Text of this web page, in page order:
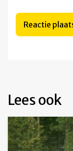
Lees ook